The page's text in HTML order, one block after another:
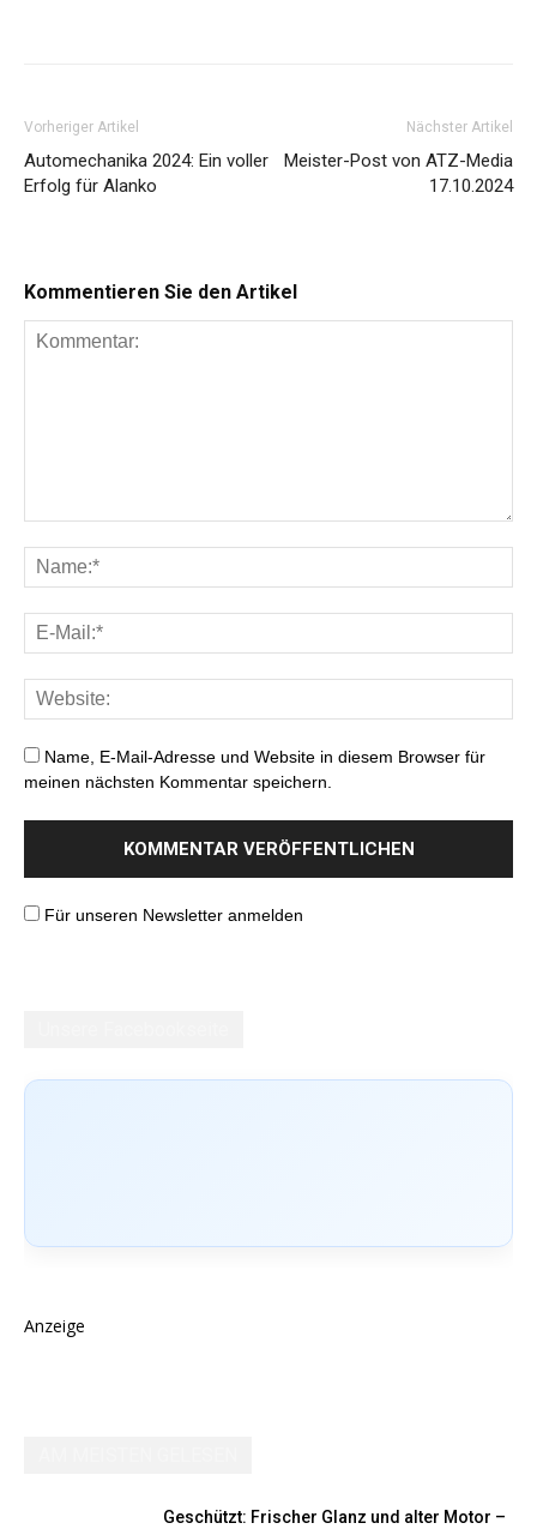
Vorheriger Artikel
Automechanika 2024: Ein voller
Erfolg für Alanko
Nächster Artikel
Meister-Post von ATZ-Media
17.10.2024
Kommentieren Sie den Artikel
Name, E-Mail-Adresse und Website in diesem Browser für
meinen nächsten Kommentar speichern.
Für unseren Newsletter anmelden
Anzeige
Geschützt: Frischer Glanz und alter Motor –